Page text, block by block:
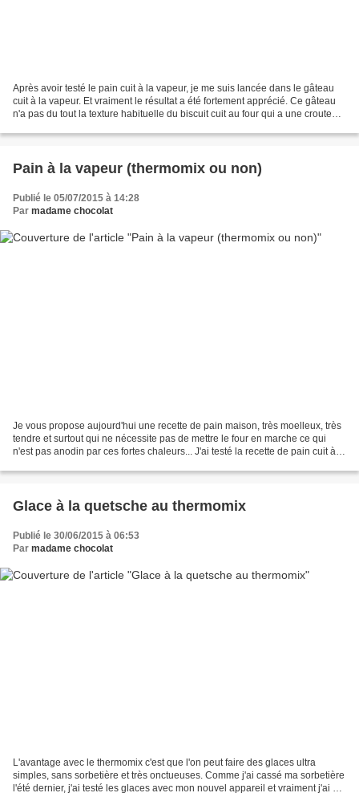
Après avoir testé le pain cuit à la vapeur, je me suis lancée dans le gâteau
cuit à la vapeur. Et vraiment le résultat a été fortement apprécié. Ce gâteau
n'a pas du tout la texture habituelle du biscuit cuit au four qui a une croute
Pain à la vapeur (thermomix ou non)
Publié le 05/07/2015 à 14:28
Par madame chocolat
Je vous propose aujourd'hui une recette de pain maison, très moelleux, très
tendre et surtout qui ne nécessite pas de mettre le four en marche ce qui
n'est pas anodin par ces fortes chaleurs... J'ai testé la recette de pain cuit à la
Glace à la quetsche au thermomix
Publié le 30/06/2015 à 06:53
Par madame chocolat
L'avantage avec le thermomix c'est que l'on peut faire des glaces ultra
simples, sans sorbetière et très onctueuses. Comme j'ai cassé ma sorbetière
l'été dernier, j'ai testé les glaces avec mon nouvel appareil et vraiment j'ai été